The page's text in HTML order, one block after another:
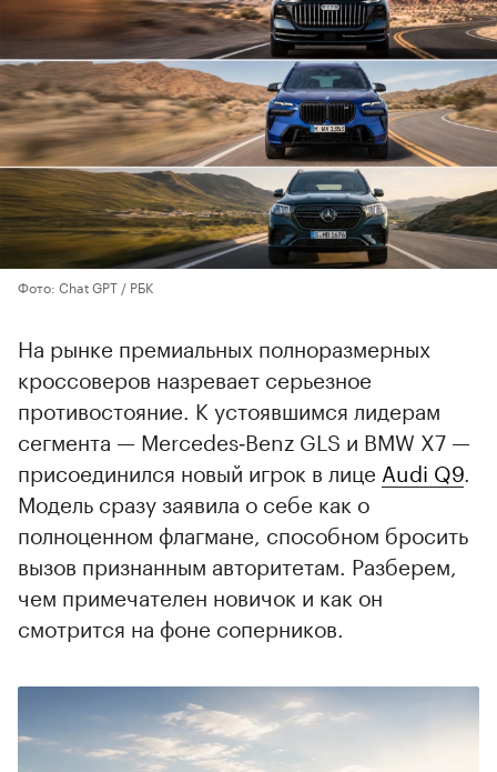
Фото: Chat GPT / РБК
На рынке премиальных полноразмерных
кроссоверов назревает серьезное
противостояние. К устоявшимся лидерам
сегмента — Mercedes‑Benz GLS и BMW X7 —
присоединился новый игрок в лице Audi Q9.
Модель сразу заявила о себе как о
полноценном флагмане, способном бросить
вызов признанным авторитетам. Разберем,
чем примечателен новичок и как он
смотрится на фоне соперников.